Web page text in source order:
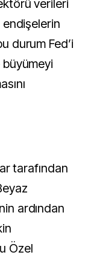
verileri
durum Fed’i
tarafından
ardından
Özel